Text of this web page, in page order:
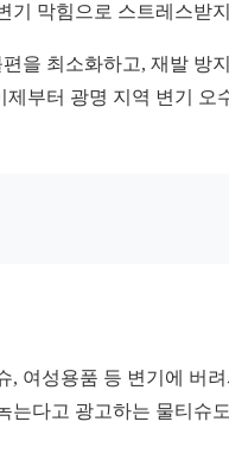
막힘으로 스트레스
을 최소화하고, 재발
부터 광명 지역 변기 오
여성용품 등 변기에 버
다고 광고하는 물티